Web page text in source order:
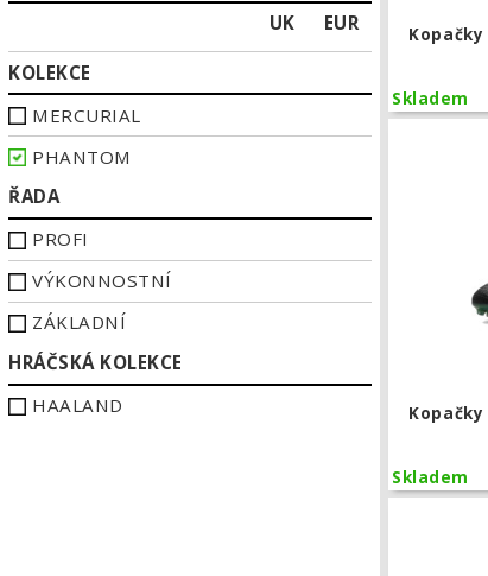
EUR
UK
KOLEKCE
MERCURIAL
PHANTOM
ŘADA
PROFI
VÝKONNOSTNÍ
ZÁKLADNÍ
HRÁČSKÁ KOLEKCE
HAALAND
Skladem
Skladem